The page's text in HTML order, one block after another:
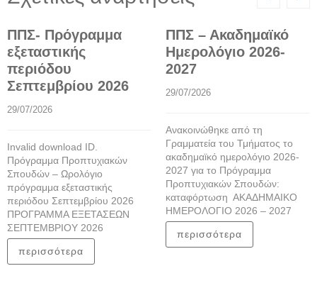
ΠΠΣ- Πρόγραμμα
εξεταστικής
περιόδου
Σεπτεμβρίου 2026
29/07/2026
Invalid download ID.
Πρόγραμμα Προπτυχιακών
Σπουδών – Ωρολόγιο
πρόγραμμα εξεταστικής
περιόδου Σεπτεμβρίου 2026
ΠΡΟΓΡΑΜΜΑ ΕΞΕΤΑΣΕΩΝ
ΣΕΠΤΕΜΒΡΙΟΥ 2026
περισσότερα
ΠΠΣ – Ακαδημαϊκό
Ημερολόγιο 2026-
2027
29/07/2026
Ανακοινώθηκε από τη
Γραμματεία του Τμήματος το
ακαδημαϊκό ημερολόγιο 2026-
2027 για το Πρόγραμμα
Προπτυχιακών Σπουδών:
καταφόρτωση ΑΚΑΔΗΜΑΙΚΟ
ΗΜΕΡΟΛΟΓΙΟ 2026 – 2027
περισσότερα